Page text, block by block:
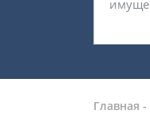
Главная -